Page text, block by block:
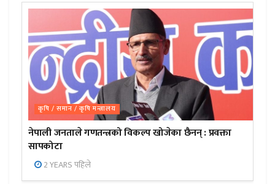
कृषि / समान / कृषि मन्त्रालय
नेपाली जनताले गणतन्त्रको विकल्प खोजेका छैनन् : प्रवक्ता
सापकोटा
2 YEARS पहिले